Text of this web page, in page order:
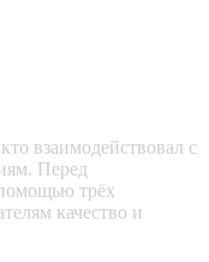
взаимодействовал с
Перед
трёх
качество и